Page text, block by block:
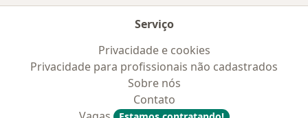
Serviço
Privacidade e cookies
Privacidade para profissionais não cadastrados
Sobre nós
Contato